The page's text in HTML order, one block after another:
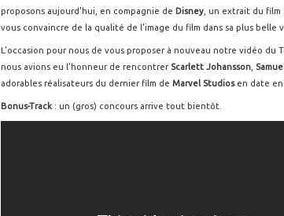
proposons aujourd'hui, en compagnie de Disney , un extrait du film
vous convaincre de la qualité de l'image du film dans sa plus belle
L'occasion pour nous de vous proposer à nouveau notre vidéo du
nous avions eu l'honneur de rencontrer Scarlett Johansson
adorables réalisateurs du dernier film de Marvel Studios en date en
Bonus-Track : un (gros) concours arrive tout bientôt.